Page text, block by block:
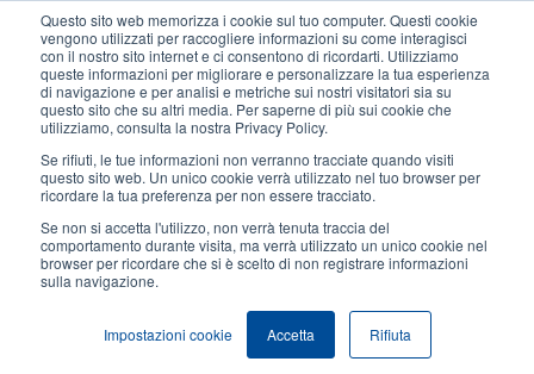
Questo sito web memorizza i cookie sul tuo computer. Questi cookie
vengono utilizzati per raccogliere informazioni su come interagisci
con il nostro sito internet e ci consentono di ricordarti. Utilizziamo
queste informazioni per migliorare e personalizzare la tua esperienza
di navigazione e per analisi e metriche sui nostri visitatori sia su
questo sito che su altri media. Per saperne di più sui cookie che
utilizziamo, consulta la nostra Privacy Policy.
Se rifiuti, le tue informazioni non verranno tracciate quando visiti
questo sito web. Un unico cookie verrà utilizzato nel tuo browser per
ricordare la tua preferenza per non essere tracciato.
Se non si accetta l'utilizzo, non verrà tenuta traccia del
comportamento durante visita, ma verrà utilizzato un unico cookie nel
browser per ricordare che si è scelto di non registrare informazioni
sulla navigazione.
Impostazioni cookie Accetta Rifiuta
contenuto
principale
User
account
User
Header
Seleziona Prodotti Contatto Vendite
4 semplici modi per espandere le
capacità di stampa con TSC
PrintSuite